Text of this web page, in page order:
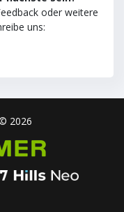
oder weitere
uns:
2026